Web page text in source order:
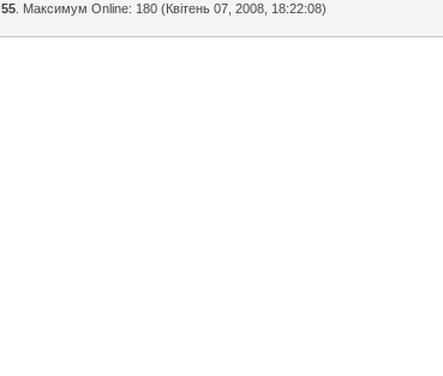
55. Максимум Online: 180 (Квітень 07, 2008, 18:22:08)